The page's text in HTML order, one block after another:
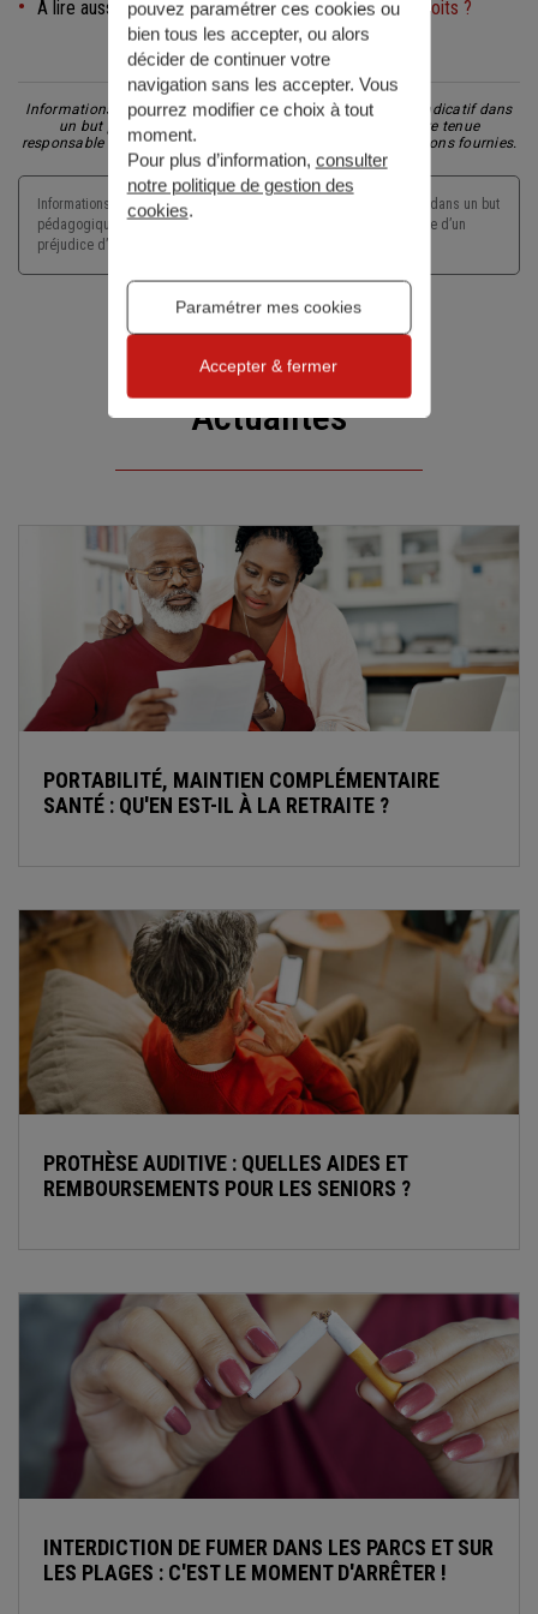
À lire aussi :Chirurgie esthétiques : quels sont vos droits ?
Partager l'article
Informations non-contractuelles données à titre purement indicatif dans
un but pédagogique et préventif. Generali ne saurait être tenue
responsable d'un préjudice d'aucune nature lié aux informations fournies.
Informations non-contractuelles données à titre purement indicatif dans un but
pédagogique et préventif. Generali ne saurait être tenu responsable d’un
préjudice d’aucune nature lié aux informations fournies.
Actualités
PORTABILITÉ, MAINTIEN COMPLÉMENTAIRE
SANTÉ : QU'EN EST-IL À LA RETRAITE ?
PROTHÈSE AUDITIVE : QUELLES AIDES ET
REMBOURSEMENTS POUR LES SENIORS ?
INTERDICTION DE FUMER DANS LES PARCS ET SUR
LES PLAGES : C'EST LE MOMENT D'ARRÊTER !
pouvez paramétrer ces cookies ou
bien tous les accepter, ou alors
décider de continuer votre
navigation sans les accepter. Vous
pourrez modifier ce choix à tout
moment.
Pour plus d’information, consulter
notre politique de gestion des
cookies.
Paramétrer mes cookies
Accepter & fermer